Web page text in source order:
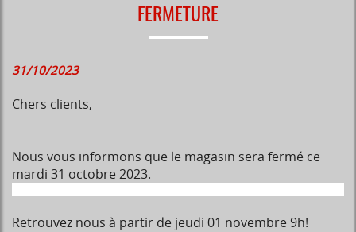
FERMETURE
31/10/2023
Chers clients,
Nous vous informons que le magasin sera fermé ce
mardi 31 octobre 2023.
Retrouvez nous à partir de jeudi 01 novembre 9h!